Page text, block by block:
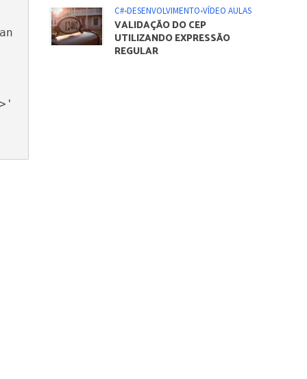
C#•DESENVOLVIMENTO•VÍDEO AULAS
VALIDAÇÃO DO CEP
UTILIZANDO EXPRESSÃO
REGULAR